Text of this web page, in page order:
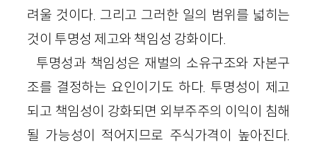
려울 것이다. 그리고 그러한 일의 범위를 넓히는
것이 투명성 제고와 책임성 강화이다.
투명성과 책임성은 재벌의 소유구조와 자본구
조를 결정하는 요인이기도 하다. 투명성이 제고
되고 책임성이 강화되면 외부주주의 이익이 침해
될 가능성이 적어지므로 주식가격이 높아진다.